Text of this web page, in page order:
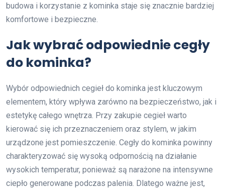
budowa i korzystanie z kominka staje się znacznie bardziej
komfortowe i bezpieczne.
Jak wybrać odpowiednie cegły
do kominka?
Wybór odpowiednich cegieł do kominka jest kluczowym
elementem, który wpływa zarówno na bezpieczeństwo, jak i
estetykę całego wnętrza. Przy zakupie cegieł warto
kierować się ich przeznaczeniem oraz stylem, w jakim
urządzone jest pomieszczenie. Cegły do kominka powinny
charakteryzować się wysoką odpornością na działanie
wysokich temperatur, ponieważ są narażone na intensywne
ciepło generowane podczas palenia. Dlatego ważne jest,